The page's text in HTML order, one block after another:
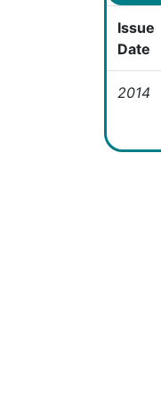
Issue
Date
2014